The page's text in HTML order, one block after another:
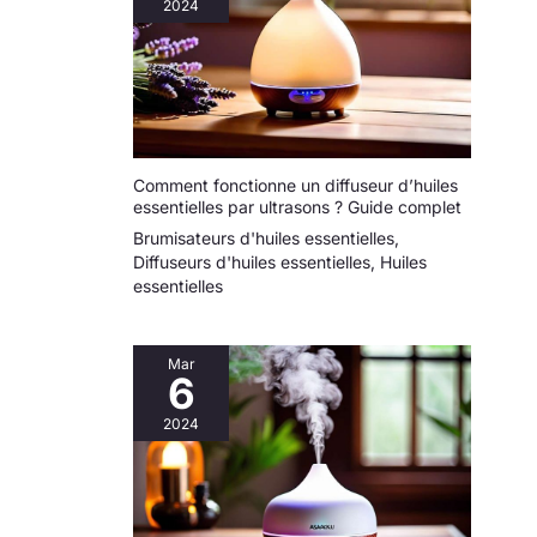
polyvalence, son design
élégant et ses effets
puissants en font un
cadeau unique et précieux
qui suscitera la curiosité
de tous. De plus, notre
service client convivial
garantit une expérience
fluide et une satisfaction
client.
2024
Comment fonctionne un diffuseur d’huiles
essentielles par ultrasons ? Guide complet
Brumisateurs d'huiles essentielles,
Diffuseurs d'huiles essentielles, Huiles
essentielles
Mar
6
2024